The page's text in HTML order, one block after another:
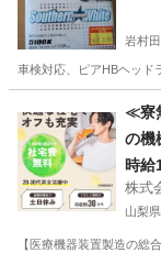
岩村
車検対応、ピアHBヘッド
岩
≪寮
の機
時給
株式
山梨県
【医療機器装置製造の